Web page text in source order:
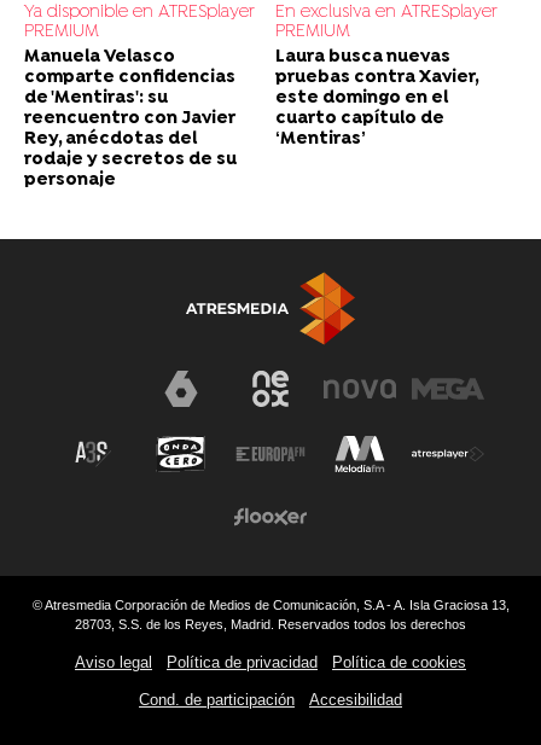
Ya disponible en ATRESplayer
PREMIUM
Manuela Velasco
comparte confidencias
de 'Mentiras': su
reencuentro con Javier
Rey, anécdotas del
rodaje y secretos de su
personaje
En exclusiva en ATRESplayer
PREMIUM
Laura busca nuevas
pruebas contra Xavier,
este domingo en el
cuarto capítulo de
‘Mentiras’
© Atresmedia Corporación de Medios de Comunicación, S.A - A. Isla Graciosa 13,
28703, S.S. de los Reyes, Madrid. Reservados todos los derechos
Aviso legal Política de privacidad Política de cookies
Cond. de participación Accesibilidad